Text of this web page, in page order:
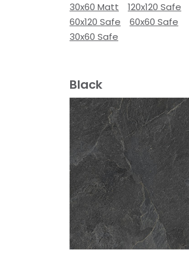
30x60 Matt
120x120 Safe
60x120 Safe
60x60 Safe
30x60 Safe
Black